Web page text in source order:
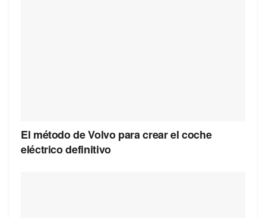
El método de Volvo para crear el coche
eléctrico definitivo